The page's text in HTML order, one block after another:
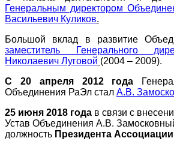
Генеральным директором
Васильевич Куликов.
Большой вклад в развитие
заместитель Генерального
Николаевич Луговой (2004 – 2009).
С 20 апреля 2012 года
Объединения РаЭл стал А.В.
25 июня 2018 года в связи с
Устав Объединения А.В.
должность Президента Ассоциации